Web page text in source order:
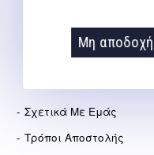
Μη αποδοχή
Σχετικά Με Εμάς
Τρόποι Αποστολής